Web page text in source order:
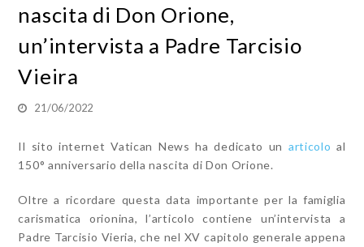
nascita di Don Orione,
un’intervista a Padre Tarcisio
Vieira
21/06/2022
Il sito internet Vatican News ha dedicato un articolo al
150° anniversario della nascita di Don Orione.
Oltre a ricordare questa data importante per la famiglia
carismatica orionina, l’articolo contiene un’intervista a
Padre Tarcisio Vieria, che nel XV capitolo generale appena